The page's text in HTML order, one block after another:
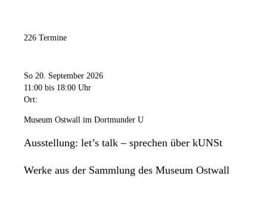
226 Termine
So 20. September 2026
11:00 bis 18:00 Uhr
Ort:
Museum Ostwall im Dortmunder U
Ausstellung: let’s talk – sprechen über kUNSt
Werke aus der Sammlung des Museum Ostwall